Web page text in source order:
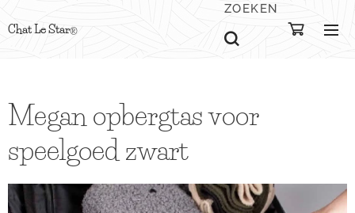
Chat Le Star®
ZOEKEN
Megan opbergtas voor
speelgoed zwart